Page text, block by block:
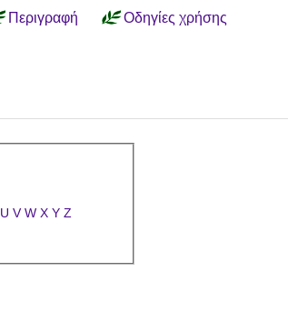
Περιγραφή Οδηγίες χρήσης
U V W X Y Z